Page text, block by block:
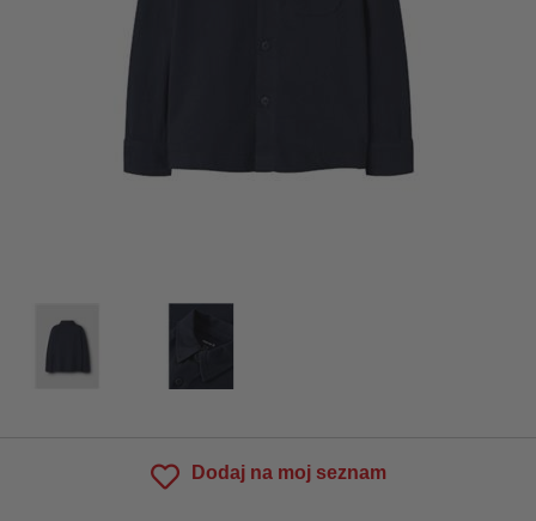
Dodaj na moj seznam